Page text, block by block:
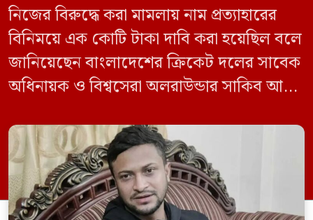
নিজের বিরুদ্ধে করা মামলায় নাম প্রত্যাহারের
বিনিময়ে এক কোটি টাকা দাবি করা হয়েছিল বলে
জানিয়েছেন বাংলাদেশের ক্রিকেট দলের সাবেক
অধিনায়ক ও বিশ্বসেরা অলরাউন্ডার সাকিব আল
সাক্ষাৎকারে দেশের রাজনীতি, মামলা, জাতীয়
দলে ফেরা এবং নিজের বর্তমান জীবন নিয়ে
খোলামেলা আলোচনায় তিনি এমন দাবি করেন।
২০২৪ সালের ৫ আগস্ট আওয়ামী লীগ […]